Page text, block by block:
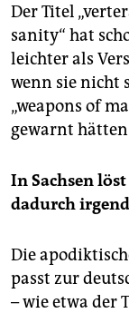
Der Titel
sanity“ hat
leichter als
wenn sie nicht
„weapons of
gewarnt
In Sachsen
dadurch
Die
passt zur
– wie etwa der